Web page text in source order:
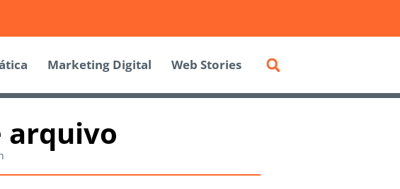
Marketing Digital Web Stories
arquivo